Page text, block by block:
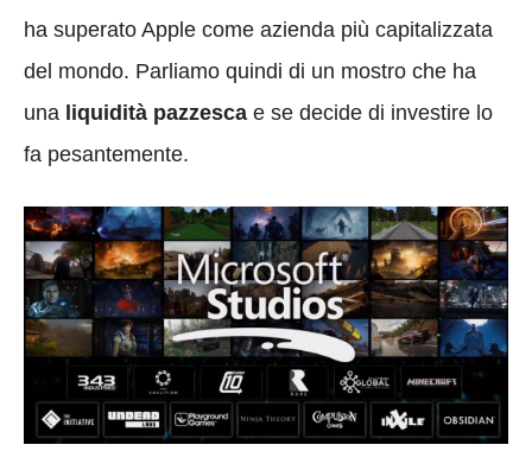
ha superato Apple come azienda più capitalizzata
del mondo. Parliamo quindi di un mostro che ha
una liquidità pazzesca e se decide di investire lo
fa pesantemente.